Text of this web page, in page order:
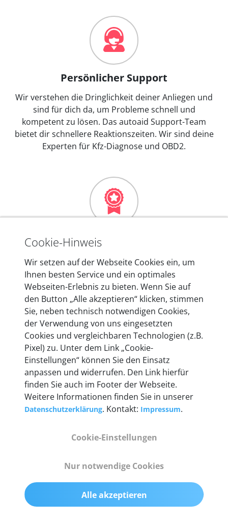
Persönlicher Support
Wir verstehen die Dringlichkeit deiner Anliegen und
sind für dich da, um Probleme schnell und
kompetent zu lösen. Das autoaid Support-Team
bietet dir schnellere Reaktionszeiten. Wir sind deine
Experten für Kfz-Diagnose und OBD2.
Mehr als 10 Jahre Erfahrung
In den Kfz-Diagnosegeräten von autoaid stecken
mehr als 10 Jahre Erfahrung, und auch in Zukunft
entwickeln wir unsere Produkte am Standort in
Berlin laufend weiter. Auf diese Qualität vertrauen
heute mehr als 60.000 Privatkunden und
Unternehmen.
Technische Details &
Lieferumfang
Abmessungen
Gewicht
200 g
Cookie-Hinweis
Wir setzen auf der Webseite Cookies ein, um
Ihnen besten Service und ein optimales
Webseiten-Erlebnis zu bieten. Wenn Sie auf
den Button „Alle akzeptieren“ klicken, stimmen
Sie, neben technisch notwendigen Cookies,
der Verwendung von uns eingesetzten
Cookies und vergleichbaren Technologien (z.B.
Pixel) zu. Unter dem Link „Cookie-
Einstellungen“ können Sie den Einsatz
anpassen und widerrufen. Den Link hierfür
finden Sie auch im Footer der Webseite.
Weitere Informationen finden Sie in unserer
Datenschutzerklärung. Kontakt: Impressum.
Cookie-Einstellungen
Nur notwendige Cookies
Alle akzeptieren